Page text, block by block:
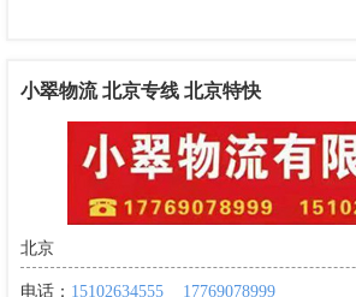
小翠物流 北京专线 北京特快
北京
电话： 15102634555
17769078999